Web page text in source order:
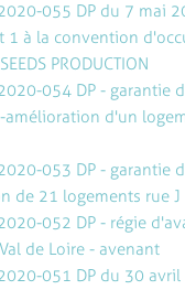
055 DP du 7 mai
1 à la convention
PRODUCTION
054 DP - garantie
d'un
053 DP - garantie
de 21 logements rue
052 DP - régie
de Loire - avenant
051 DP du 30